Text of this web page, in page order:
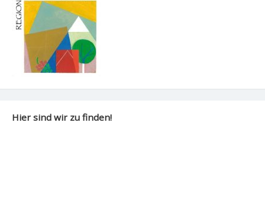
Hier sind wir zu finden!